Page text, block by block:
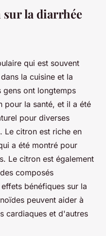
la diarrhée
qui est souvent
la cuisine et la
ont longtemps
pour la santé, et il a été
pour diverses
Le citron est riche en
a été montré pour
Le citron est également
composés
bénéfiques sur la
peuvent aider à
cardiaques et d'autres